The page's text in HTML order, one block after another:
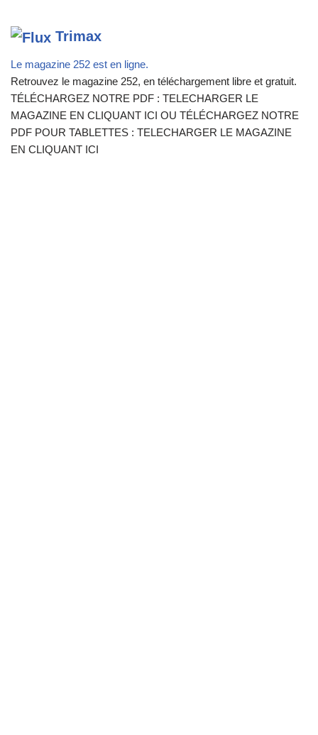
Trimax
Le magazine 252 est en ligne.
Retrouvez le magazine 252, en téléchargement libre et gratuit.
TÉLÉCHARGEZ NOTRE PDF : TELECHARGER LE
MAGAZINE EN CLIQUANT ICI OU TÉLÉCHARGEZ NOTRE
PDF POUR TABLETTES : TELECHARGER LE MAGAZINE
EN CLIQUANT ICI